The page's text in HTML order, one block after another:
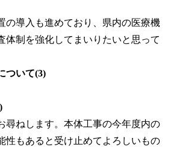
の導入も進めており、県内の医療機
体制を強化してまいりたいと思って
ついて(3)
尋ねします。本体工事の今年度内の
性もあると受け止めてよろしいもの